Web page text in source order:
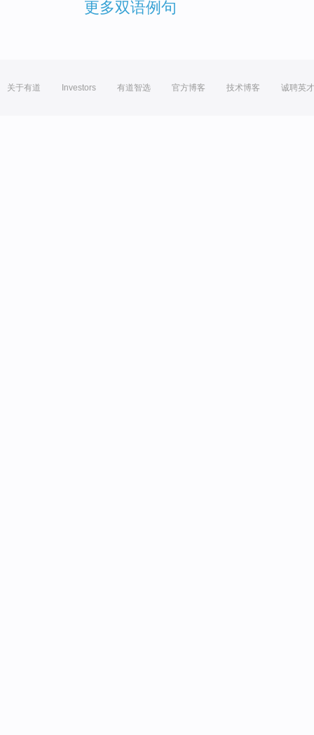
更多双语例句
关于有道 Investors 有道智选 官方博客 技术博客 诚聘英才